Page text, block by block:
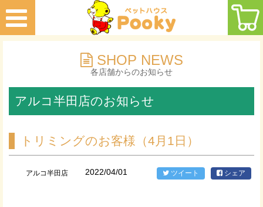
SHOP NEWS
各店舗からのお知らせ
アルコ半田店のお知らせ
トリミングのお客様（4月1日）
アルコ半田店 2022/04/01 ツイート シェア